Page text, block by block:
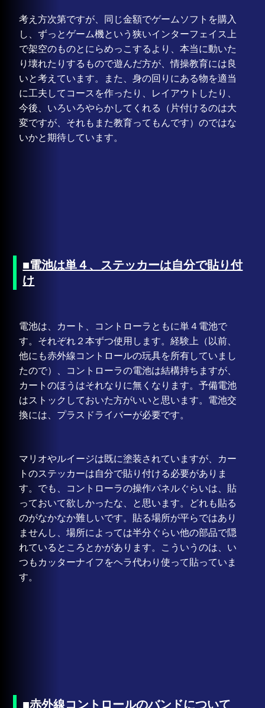
考え方次第ですが、同じ金額でゲームソフトを購入
し、ずっとゲーム機という狭いインターフェイス上
で架空のものとにらめっこするより、本当に動いた
り壊れたりするもので遊んだ方が、情操教育には良
いと考えています。また、身の回りにある物を適当
に工夫してコースを作ったり、レイアウトしたり、
今後、いろいろやらかしてくれる（片付けるのは大
変ですが、それもまた教育ってもんです）のではな
いかと期待しています。
■電池は単４、ステッカーは自分で貼り付
け
電池は、カート、コントローラともに単４電池で
す。それぞれ２本ずつ使用します。経験上（以前、
他にも赤外線コントロールの玩具を所有していまし
たので）、コントローラの電池は結構持ちますが、
カートのほうはそれなりに無くなります。予備電池
はストックしておいた方がいいと思います。電池交
換には、プラスドライバーが必要です。
マリオやルイージは既に塗装されていますが、カー
トのステッカーは自分で貼り付ける必要がありま
す。でも、コントローラの操作パネルぐらいは、貼
っておいて欲しかったな、と思います。どれも貼る
のがなかなか難しいです。貼る場所が平らではあり
ませんし、場所によっては半分ぐらい他の部品で隠
れているところとかがあります。こういうのは、い
つもカッターナイフをヘラ代わり使って貼っていま
す。
■赤外線コントロールのバンドについて